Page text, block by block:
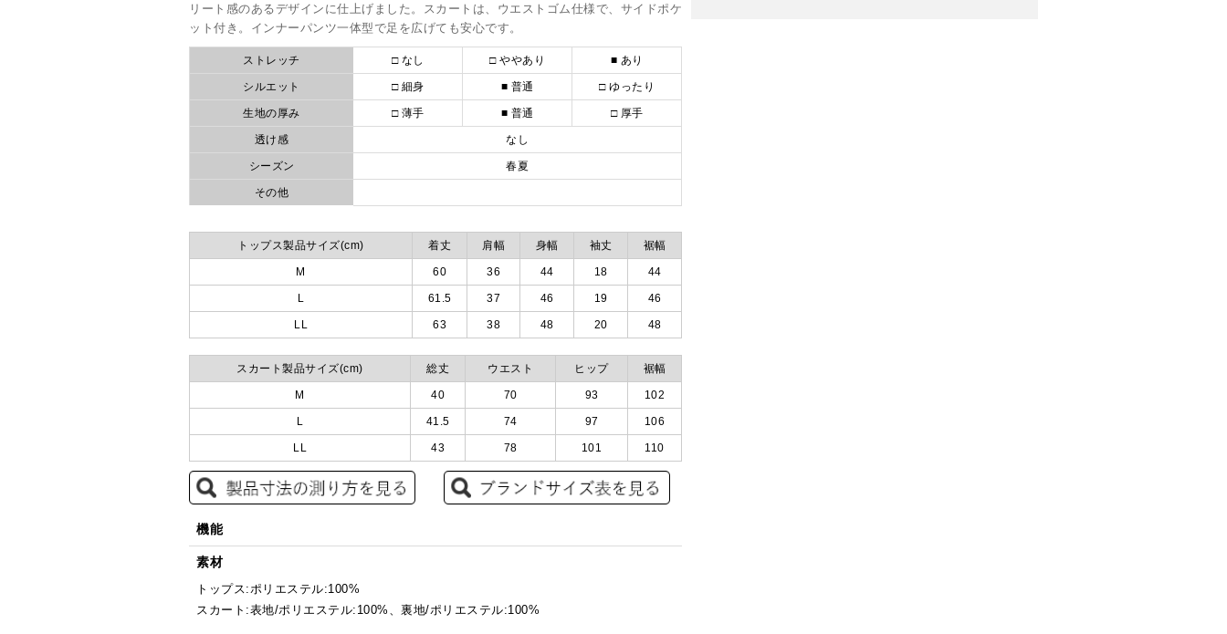
リート感のあるデザインに仕上げました。スカートは、ウエストゴム仕様で、サイドポケ
ット付き。インナーパンツ一体型で足を広げても安心です。
ストレッチ □ なし □ ややあり ■ あり
シルエット □ 細身 ■ 普通 □ ゆったり
生地の厚み □ 薄手 ■ 普通 □ 厚手
透け感 なし
シーズン 春夏
その他
トップス製品サイズ(cm) 着丈 肩幅 身幅 袖丈 裾幅
M 60 36 44 18 44
L 61.5 37 46 19 46
LL 63 38 48 20 48
スカート製品サイズ(cm) 総丈 ウエスト ヒップ 裾幅
M 40 70 93 102
L 41.5 74 97 106
LL 43 78 101 110
機能
素材
トップス:ポリエステル:100%
スカート:表地/ポリエステル:100%、裏地/ポリエステル:100%